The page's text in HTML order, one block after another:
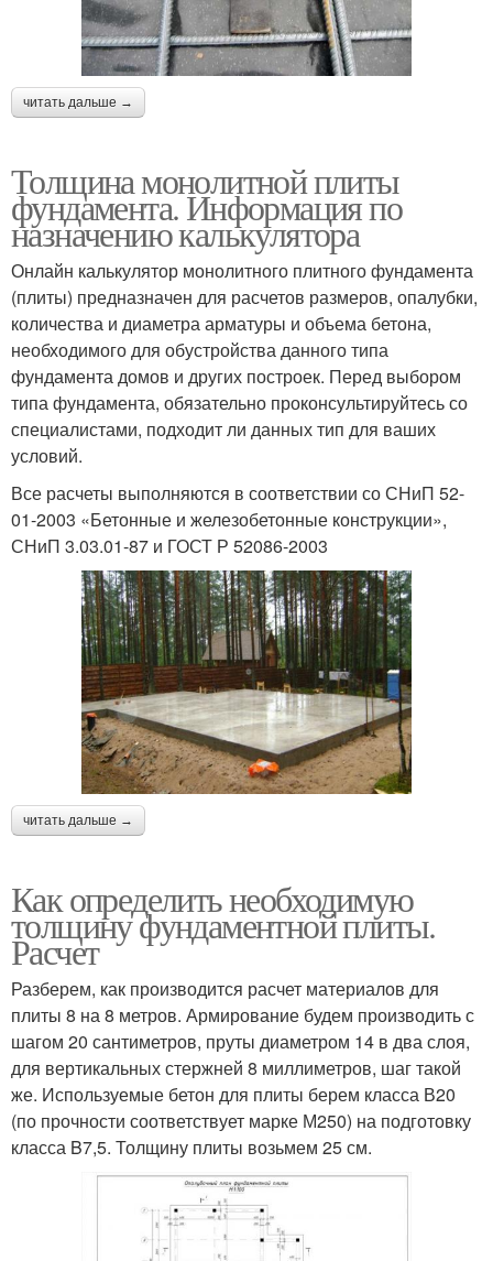
читать дальше →
Толщина монолитной плиты
фундамента. Информация по
назначению калькулятора
Онлайн калькулятор монолитного плитного фундамента
(плиты) предназначен для расчетов размеров, опалубки,
количества и диаметра арматуры и объема бетона,
необходимого для обустройства данного типа
фундамента домов и других построек. Перед выбором
типа фундамента, обязательно проконсультируйтесь со
специалистами, подходит ли данных тип для ваших
условий.
Все расчеты выполняются в соответствии со СНиП 52-
01-2003 «Бетонные и железобетонные конструкции»,
СНиП 3.03.01-87 и ГОСТ Р 52086-2003
читать дальше →
Как определить необходимую
толщину фундаментной плиты.
Расчет
Разберем, как производится расчет материалов для
плиты 8 на 8 метров. Армирование будем производить с
шагом 20 сантиметров, пруты диаметром 14 в два слоя,
для вертикальных стержней 8 миллиметров, шаг такой
же. Используемые бетон для плиты берем класса В20
(по прочности соответствует марке М250) на подготовку
класса B7,5. Толщину плиты возьмем 25 см.